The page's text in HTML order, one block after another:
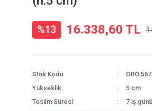
%13 16.338,60 TL
Stok Kodu
DRO
Yükseklik
5 cm
Teslim Süresi
7 iş günü